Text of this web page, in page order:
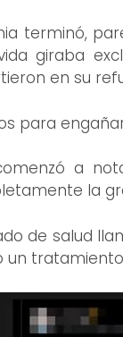
terminó,
giraba
en su
para
a
la
de salud
un